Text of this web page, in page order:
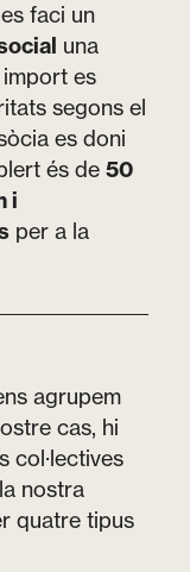
faci un
una
es
segons el
es doni
és de 50
i
per a la
agrupem
cas, hi
col·lectives
nostra
quatre tipus